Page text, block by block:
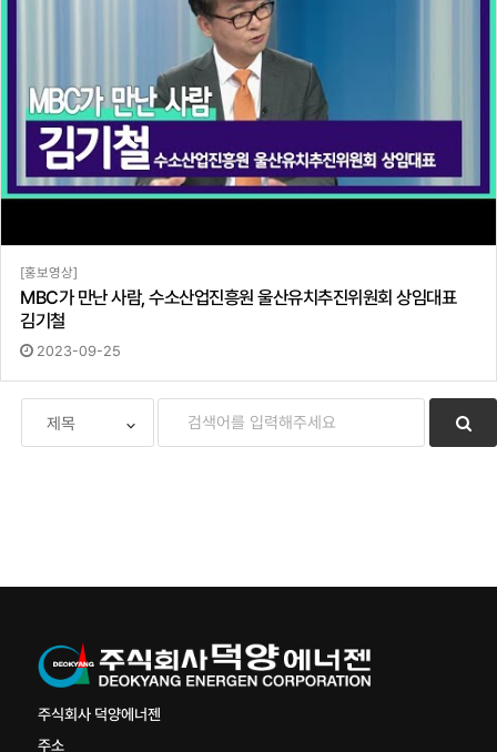
[홍보영상]
MBC가 만난 사람, 수소산업진흥원 울산유치추진위원회 상임대표
김기철
2023-09-25
주식회사 덕양에너젠
주소